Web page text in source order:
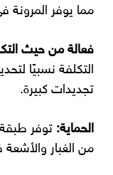
مما يوفر المرونة
فعالة من حيث
التكلفة نسبيًا
تجديدات كبيرة.
الحماية: توفر طبقة
من الغبار